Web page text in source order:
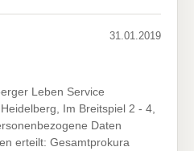
31.01.2019
Leben Service
Im Breitspiel 2 - 4,
Daten
erteilt: Gesamtprokura